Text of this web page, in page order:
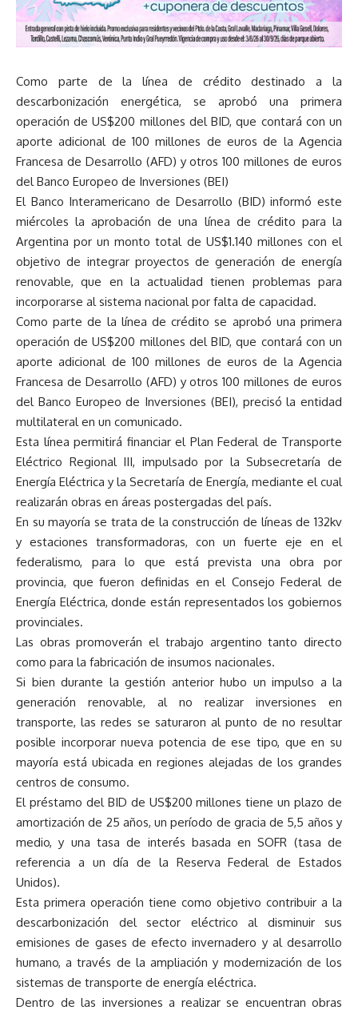
Como parte de la línea de crédito destinado a la
descarbonización energética, se aprobó una primera
operación de US$200 millones del BID, que contará con un
aporte adicional de 100 millones de euros de la Agencia
Francesa de Desarrollo (AFD) y otros 100 millones de euros
del Banco Europeo de Inversiones (BEI)
El Banco Interamericano de Desarrollo (BID) informó este
miércoles la aprobación de una línea de crédito para la
Argentina por un monto total de US$1.140 millones con el
objetivo de integrar proyectos de generación de energía
renovable, que en la actualidad tienen problemas para
incorporarse al sistema nacional por falta de capacidad.
Como parte de la línea de crédito se aprobó una primera
operación de US$200 millones del BID, que contará con un
aporte adicional de 100 millones de euros de la Agencia
Francesa de Desarrollo (AFD) y otros 100 millones de euros
del Banco Europeo de Inversiones (BEI), precisó la entidad
multilateral en un comunicado.
Esta línea permitirá financiar el Plan Federal de Transporte
Eléctrico Regional III, impulsado por la Subsecretaría de
Energía Eléctrica y la Secretaría de Energía, mediante el cual
realizarán obras en áreas postergadas del país.
En su mayoría se trata de la construcción de líneas de 132kv
y estaciones transformadoras, con un fuerte eje en el
federalismo, para lo que está prevista una obra por
provincia, que fueron definidas en el Consejo Federal de
Energía Eléctrica, donde están representados los gobiernos
provinciales.
Las obras promoverán el trabajo argentino tanto directo
como para la fabricación de insumos nacionales.
Si bien durante la gestión anterior hubo un impulso a la
generación renovable, al no realizar inversiones en
transporte, las redes se saturaron al punto de no resultar
posible incorporar nueva potencia de ese tipo, que en su
mayoría está ubicada en regiones alejadas de los grandes
centros de consumo.
El préstamo del BID de US$200 millones tiene un plazo de
amortización de 25 años, un período de gracia de 5,5 años y
medio, y una tasa de interés basada en SOFR (tasa de
referencia a un día de la Reserva Federal de Estados
Unidos).
Esta primera operación tiene como objetivo contribuir a la
descarbonización del sector eléctrico al disminuir sus
emisiones de gases de efecto invernadero y al desarrollo
humano, a través de la ampliación y modernización de los
sistemas de transporte de energía eléctrica.
Dentro de las inversiones a realizar se encuentran obras